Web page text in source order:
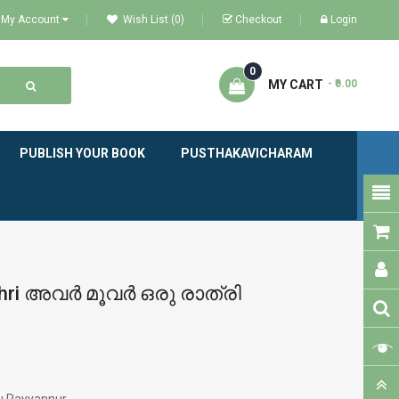
My Account Wish List (0) Checkout Login
MY CART
0
- ₹0.00
PUBLISH YOUR BOOK PUSTHAKAVICHARAM
അവർ മൂവർ ഒരു രാത്രി